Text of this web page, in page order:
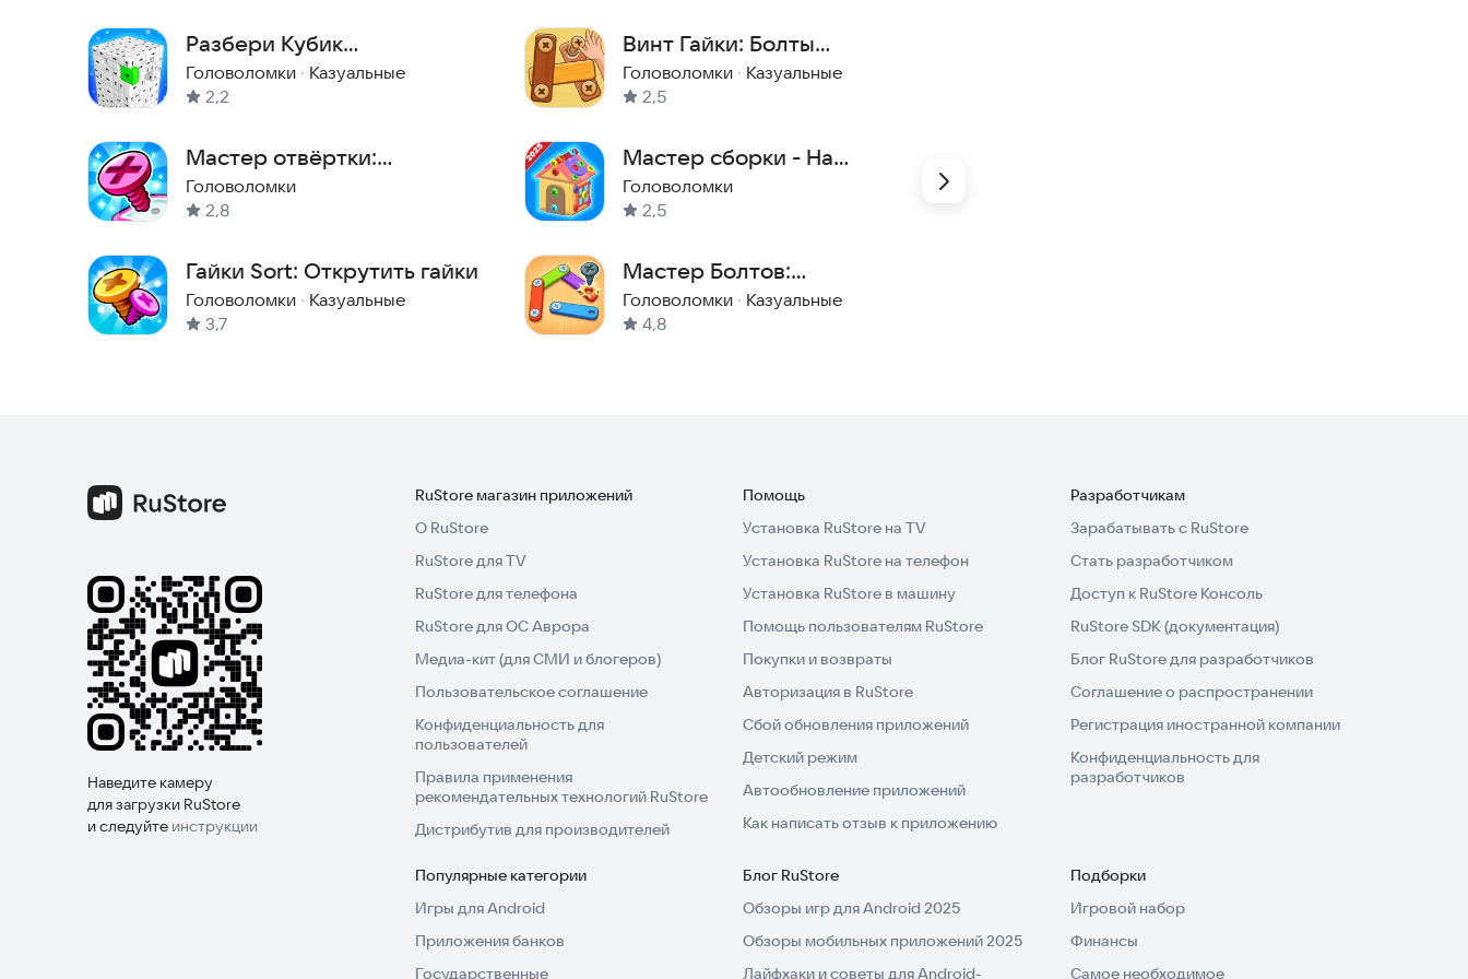
Разбери Кубик
Головоломка
Головоломки · Казуальные
2,2
Мастер отвёртки:
Головоломка
Головоломки
2,8
Гайки Sort: Открутить гайки
Головоломки · Казуальные
3,7
Винт Гайки: Болты
Головоломкаи
Головоломки · Казуальные
2,5
Мастер сборки - На
пределе
Головоломки
2,5
Мастер Болтов:
Головоломка
Головоломки · Казуальные
4,8
Наведите камеру
для загрузки RuStore
и следуйте инструкции
RuStore магазин приложений
О RuStore
RuStore для TV
RuStore для телефона
RuStore для ОС Аврора
Медиа-кит (для СМИ и блогеров)
Пользовательское соглашение
Конфиденциальность для
пользователей
Правила применения
рекомендательных технологий RuStore
Дистрибутив для производителей
Помощь
Установка RuStore на TV
Установка RuStore на телефон
Установка RuStore в машину
Помощь пользователям RuStore
Покупки и возвраты
Авторизация в RuStore
Сбой обновления приложений
Детский режим
Автообновление приложений
Как написать отзыв к приложению
Разработчикам
Зарабатывать с RuStore
Стать разработчиком
Доступ к RuStore Консоль
RuStore SDK (документация)
Блог RuStore для разработчиков
Соглашение о распространении
Регистрация иностранной компании
Конфиденциальность для
разработчиков
Популярные категории
Игры для Android
Приложения банков
Государственные
Блог RuStore
Обзоры игр для Android 2025
Обзоры мобильных приложений 2025
Лайфхаки и советы для Android-
Подборки
Игровой набор
Финансы
Самое необходимое